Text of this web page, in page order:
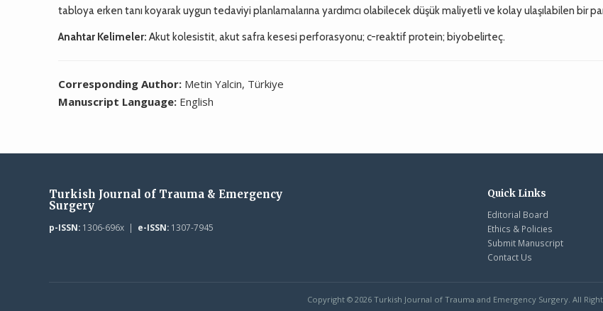
tabloya erken tanı koyarak uygun tedaviyi planlamalarına yardımcı olabilecek düşük maliyetli ve kolay ulaşılabilen bir
Anahtar Kelimeler: Akut kolesistit, akut safra kesesi perforasyonu; c-reaktif protein; biyobelirteç.
Corresponding Author: Metin Yalcin, Türkiye
Manuscript Language: English
Turkish Journal of Trauma & Emergency
Surgery
p-ISSN:1306-696x | e-ISSN:1307-7945
Quick Links
Editorial Board
Ethics & Policies
Submit Manuscript
Contact Us
Copyright © 2026 Turkish Journal of Trauma and Emergency Surgery. All